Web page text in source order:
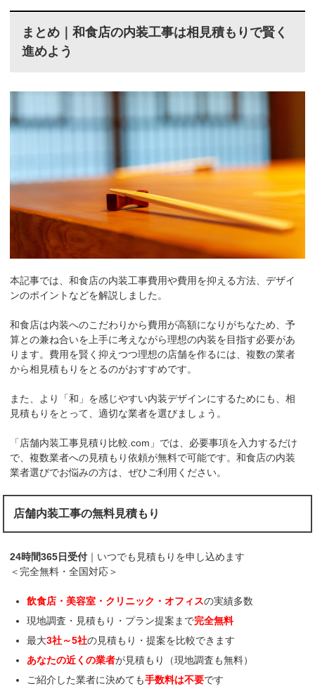
まとめ｜和食店の内装工事は相見積もりで賢く
進めよう
本記事では、和食店の内装工事費用や費用を抑える方法、デザイ
ンのポイントなどを解説しました。
和食店は内装へのこだわりから費用が高額になりがちなため、予
算との兼ね合いを上手に考えながら理想の内装を目指す必要があ
ります。費用を賢く抑えつつ理想の店舗を作るには、複数の業者
から相見積もりをとるのがおすすめです。
また、より「和」を感じやすい内装デザインにするためにも、相
見積もりをとって、適切な業者を選びましょう。
「店舗内装工事見積り比較.com」では、必要事項を入力するだけ
で、複数業者への見積もり依頼が無料で可能です。和食店の内装
業者選びでお悩みの方は、ぜひご利用ください。
店舗内装工事の無料見積もり
24時間365日受付 ｜いつでも見積もりを申し込めます
＜完全無料・全国対応＞
飲食店・美容室・クリニック・オフィスの実績多数
現地調査・見積もり・プラン提案まで完全無料
最大3社～5社の見積もり・提案を比較できます
あなたの近くの業者が見積もり（現地調査も無料）
ご紹介した業者に決めても手数料は不要です